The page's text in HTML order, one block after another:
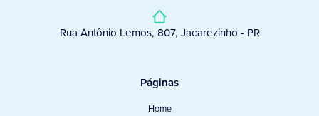
Rua Antônio Lemos, 807, Jacarezinho - PR
Páginas
Home